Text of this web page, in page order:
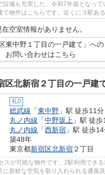
設備も充実した、令和7年築となって
て物件はこちらです。近くに３駅あ
在空室情報がありません。
区東中野１丁目の一戸建て」への
お問い合わせはこちら
区北新宿２丁目の一戸建
礼0
総武線 「東中野 」駅 徒歩11分
丸ノ内線 「中野坂上 」駅 徒
丸ノ内線 「西新宿 」駅 徒歩
築48年
東京都新宿区北新宿２丁目
スが可能な物件です。2駅利用できる
に新鮮な空気を取り入れられる通風